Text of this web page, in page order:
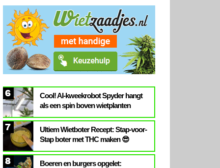
6
Cool! AI-kweekrobot Spyder hangt
als een spin boven wietplanten
7
Ultiem Wietboter Recept: Stap-voor-
Stap boter met THC maken 😎
8
Boeren en burgers opgelet: